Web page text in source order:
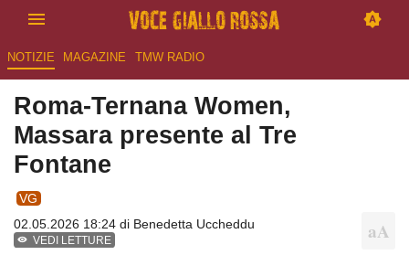
NOTIZIE MAGAZINE TMW RADIO
Roma-Ternana Women,
Massara presente al Tre
Fontane
VG
02.05.2026 18:24 di Benedetta Uccheddu
VEDI LETTURE